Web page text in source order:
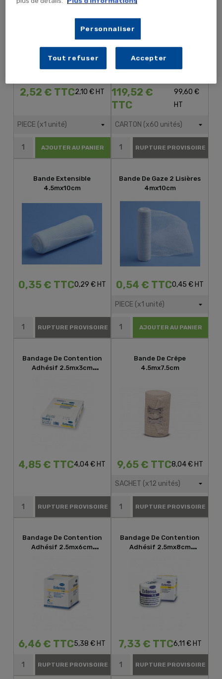
2,52 € TTC2,10 € HT
AJOUTER AU PANIER
119,52 €
TTC
99,60 €
HT
RUPTURE PROVISOIRE
Bande Extensible
4.5mx10cm
0,35 € TTC0,29 € HT
RUPTURE PROVISOIRE
Bande De Gaze 2 Lisières
4mx10cm
0,54 € TTC0,45 € HT
AJOUTER AU PANIER
Bandage De Contention
Adhésif 2.5mx3cm
4,85 € TTC4,04 € HT
RUPTURE PROVISOIRE
Bande De Crêpe
4.5mx7.5cm
9,65 € TTC8,04 € HT
RUPTURE PROVISOIRE
Bandage De Contention
Adhésif 2.5mx6cm
6,46 € TTC5,38 € HT
RUPTURE PROVISOIRE
Bandage De Contention
Adhésif 2.5mx8cm
7,33 € TTC6,11 € HT
RUPTURE PROVISOIRE
Personnaliser
Tout refuser Accepter